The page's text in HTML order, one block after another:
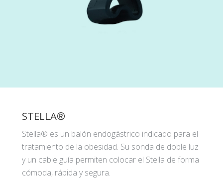
STELLA®
Stella® es un balón endogástrico indicado para el
tratamiento de la obesidad. Su sonda de doble luz
y un cable guía permiten colocar el Stella de forma
cómoda, rápida y segura.